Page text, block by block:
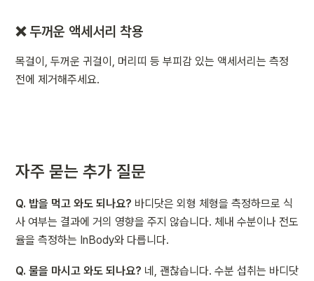
❌ 두꺼운 액세서리 착용
목걸이, 두꺼운 귀걸이, 머리띠 등 부피감 있는 액세서리는 측정
전에 제거해주세요.
자주 묻는 추가 질문
Q. 밥을 먹고 와도 되나요? 바디닷은 외형 체형을 측정하므로 식
사 여부는 결과에 거의 영향을 주지 않습니다. 체내 수분이나 전도
율을 측정하는 InBody와 다릅니다.
Q. 물을 마시고 와도 되나요? 네, 괜찮습니다. 수분 섭취는 바디닷